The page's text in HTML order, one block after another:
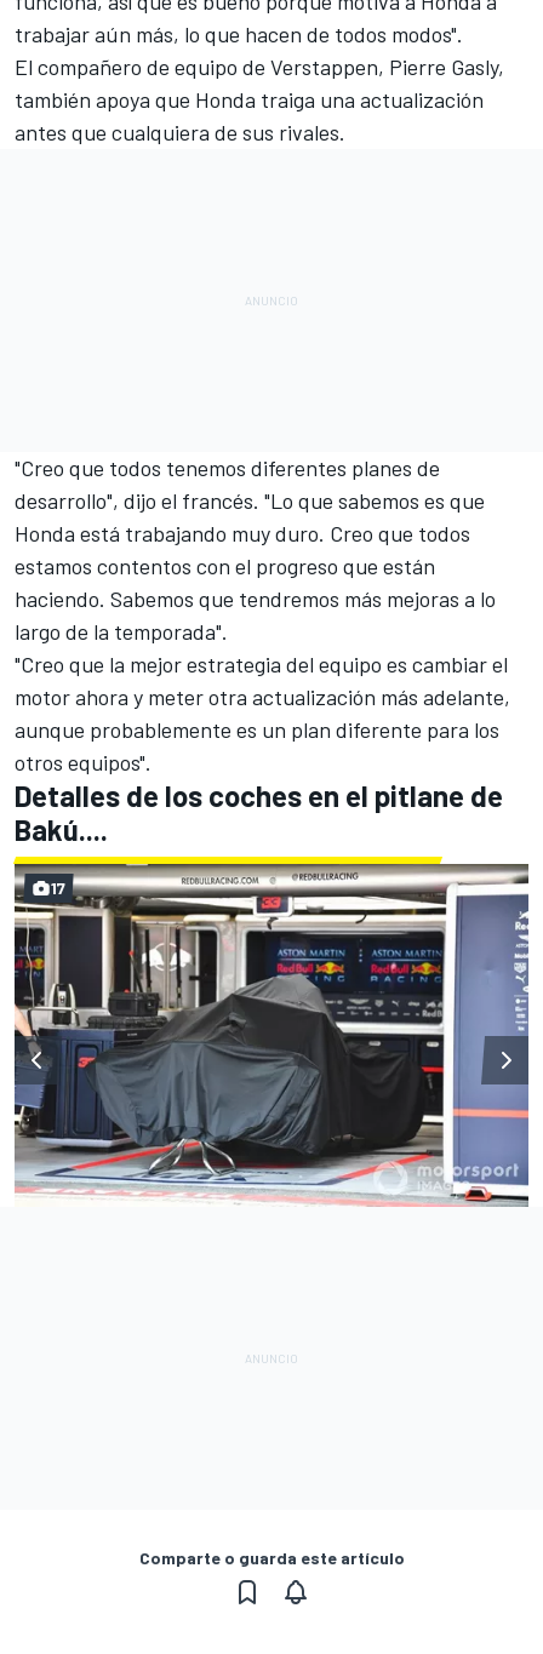
trabajar aún más, lo que hacen de todos modos".
El compañero de equipo de Verstappen, Pierre Gasly,
también apoya que Honda traiga una actualización
antes que cualquiera de sus rivales.
"Creo que todos tenemos diferentes planes de
desarrollo", dijo el francés. "Lo que sabemos es que
Honda está trabajando muy duro. Creo que todos
estamos contentos con el progreso que están
haciendo. Sabemos que tendremos más mejoras a lo
largo de la temporada".
"Creo que la mejor estrategia del equipo es cambiar el
motor ahora y meter otra actualización más adelante,
aunque probablemente es un plan diferente para los
otros equipos".
Detalles de los coches en el pitlane de
Bakú....
17
Comparte o guarda este artículo